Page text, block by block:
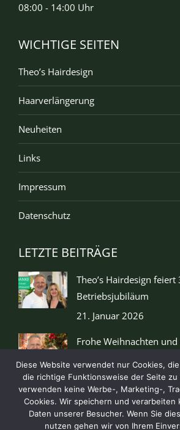
08:00 - 14:00 Uhr
WICHTIGE SEITEN
Theo’s Hairdesign
Haarverlängerung
Neuheiten
Links
Impressum
Datenschutz
LETZTE BEITRÄGE
Theo’s Hairdesign feiert
Betriebsjubiläum
21. Januar 2026
Frohe Weihnachten
15. Dezember 2025
Diese Website verwendet nur Cookies,
die richtige Funktionsweise der Seite
verwenden keine Werbe-, Marketing-,
Cookies. Wir speichern und verarbeiten
Daten unserer Besucher. Wenn Sie
nutzen gehen wir von Ihrem